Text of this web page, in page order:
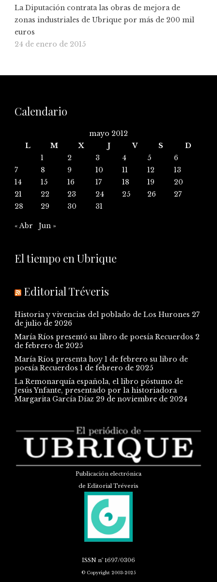
La Diputación contrata las obras de mejora de
zonas industriales de Ubrique por más de 200 mil
euros
24 de enero de 2015
Calendario
mayo 2012
L
M X J V S
D
1
2 3 4 5
6
7
8 9 10 11 12
13
14
15 16 17 18 19
20
21
22 23 24 25 26
27
28
29 30 31
« Abr Jun »
El tiempo en Ubrique
Editorial Tréveris
Historia y vivencias del poblado de Los Hurones 27
de julio de 2026
María Ríos presentó su libro de poesía Recuerdos 2
de febrero de 2025
María Ríos presenta hoy 1 de febrero su libro de
poesía Recuerdos 1 de febrero de 2025
La Remonarquía española, el libro póstumo de
Jesús Ynfante, presentado por la historiadora
Margarita García Díaz 29 de noviembre de 2024
Publicación electrónica
de Editorial Tréveris
ISSN nº 1697/0306
© Copyright 2003-2025